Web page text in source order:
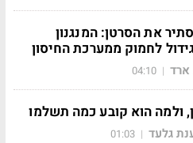
את הסרטן: המנגנון
לחמוק ממערכת החיסון
ארד |
04:10
ולמה הוא קובע כמה תשלמו
גלעד |
01:03